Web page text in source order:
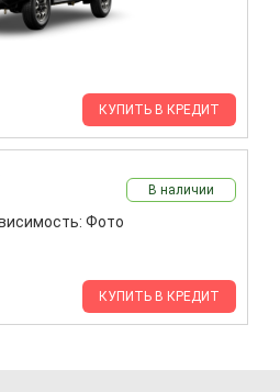
КУПИТЬ В КРЕДИТ
В наличии
КУПИТЬ В КРЕДИТ